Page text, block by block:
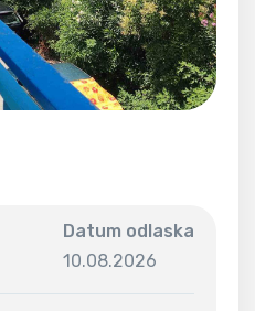
Datum odlaska
10.08.2026